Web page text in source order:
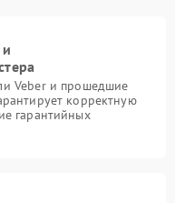
Veber и прошедшие
корректную
гарантийных